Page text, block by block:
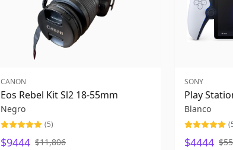
CANON
Eos Rebel Kit Sl2 18-55mm
Negro
(5)
$9444 $11,806
SONY
Play
Blanco
(
$4444